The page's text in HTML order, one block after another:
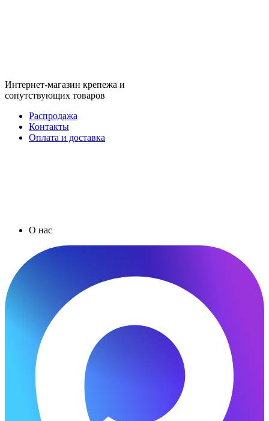
Интернет-магазин крепежа и
сопутствующих товаров
Распродажа
Контакты
Оплата и доставка
О нас